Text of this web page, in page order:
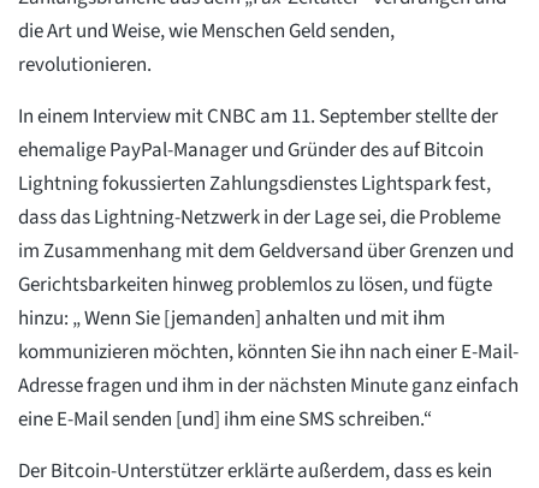
die Art und Weise, wie Menschen Geld senden,
revolutionieren.
In einem Interview mit CNBC am 11. September stellte der
ehemalige PayPal-Manager und Gründer des auf Bitcoin
Lightning fokussierten Zahlungsdienstes Lightspark fest,
dass das Lightning-Netzwerk in der Lage sei, die Probleme
im Zusammenhang mit dem Geldversand über Grenzen und
Gerichtsbarkeiten hinweg problemlos zu lösen, und fügte
hinzu: „ Wenn Sie [jemanden] anhalten und mit ihm
kommunizieren möchten, könnten Sie ihn nach einer E-Mail-
Adresse fragen und ihm in der nächsten Minute ganz einfach
eine E-Mail senden [und] ihm eine SMS schreiben.“
Der Bitcoin-Unterstützer erklärte außerdem, dass es kein